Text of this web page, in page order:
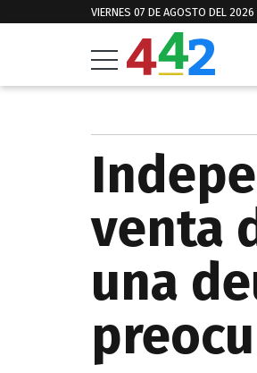
VIERNES 07 DE AGOSTO DEL 2026
venta
una